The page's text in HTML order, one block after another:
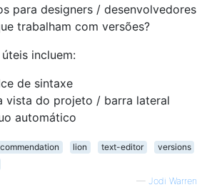
para designers / desenvolvedores
trabalham com versões?
incluem:
de sintaxe
vista do projeto / barra lateral
automático
lion text-editor
versions
— Jodi Warren